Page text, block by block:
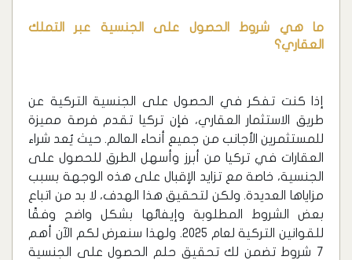
ما هي شروط الحصول على الجنسية عبر التملك
العقاري؟
إذا كنت تفكر في الحصول على الجنسية التركية عن
طريق الاستثمار العقاري، فإن تركيا تقدم فرصة مميزة
للمستثمرين الأجانب من جميع أنحاء العالم. حيث يُعد شراء
العقارات في تركيا من أبرز وأسهل الطرق للحصول على
الجنسية، خاصة مع تزايد الإقبال على هذه الوجهة بسبب
مزاياها العديدة. ولكن لتحقيق هذا الهدف، لا بد من اتباع
بعض الشروط المطلوبة وإيفائها بشكل واضح وفقًا
للقوانين التركية لعام 2025. ولهذا سنعرض لكم الآن أهم
7 شروط تضمن لك تحقيق حلم الحصول على الجنسية